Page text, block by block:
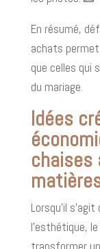
En résumé,
achats
que celles qui
du mariage.
Idées
chaises
Lorsqu’il
l’esthétique, le